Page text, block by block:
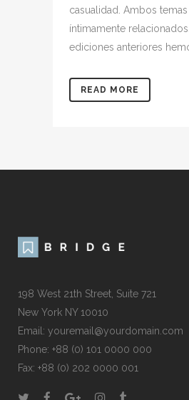
casualidad. Ambos temas
íntimamente
ediciones anteriores
READ MORE
198 West 21th Street, Suite 721
New York NY 10010
Email: youremail@yourdomain.com
Phone: +88 (0) 101 0000 000
Fax: +88 (0) 202 0000 001